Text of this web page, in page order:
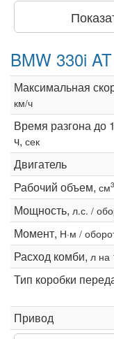
BMW 330i
Максимальная
км/ч
Время разгона до
ч, сек
Двигатель
Рабочий объем, см3
Мощность, л.с. /
Момент, Н·м /
Расход комби, л на
Тип коробки
Привод